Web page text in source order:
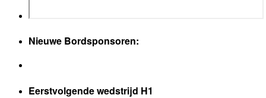
Nieuwe Bordsponsoren:
Eerstvolgende wedstrijd H1